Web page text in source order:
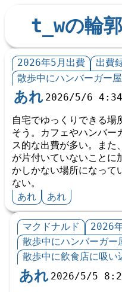
t_wの輪郭
2026年5月出費
出費
散歩中にハンバーガー
あれ 2026/5/6
自宅でゆっくりできる場
そう。カフェやハンバー
ス的な出費が多い。また
が片付いていないことに
かしかない場所になって
ない。
あれ
あれ
マクドナルド
2026
散歩中にハンバーガー
散歩中に飲食店に吸い
あれ 2026/5/5